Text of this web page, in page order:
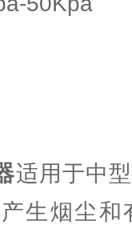
适用于中
生烟尘和